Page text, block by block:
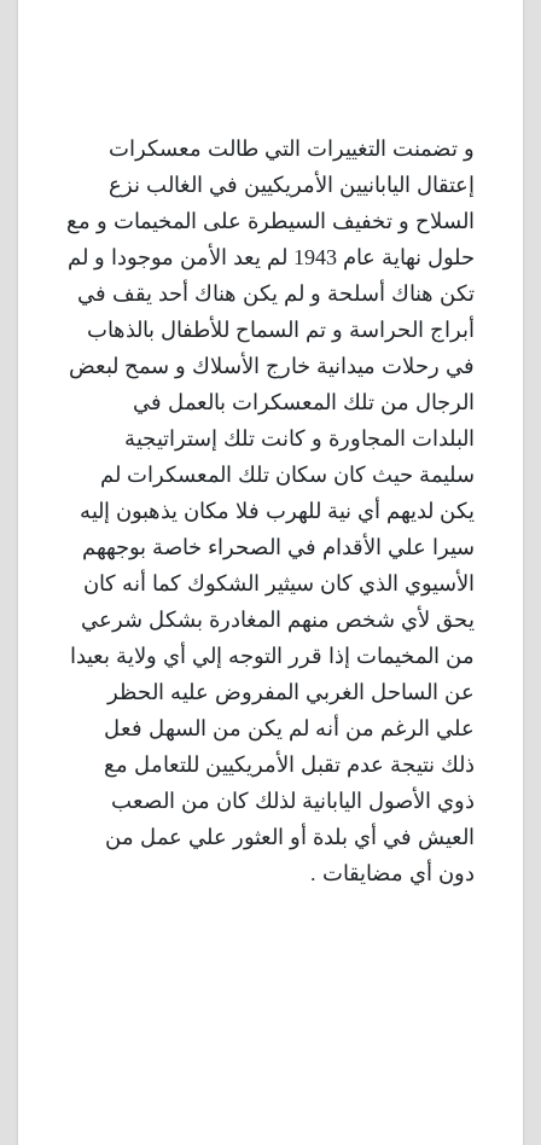
و تضمنت التغييرات التي طالت معسكرات
إعتقال اليابانيين الأمريكيين في الغالب نزع
السلاح و تخفيف السيطرة على المخيمات و مع
حلول نهاية عام 1943 لم يعد الأمن موجودا و لم
تكن هناك أسلحة و لم يكن هناك أحد يقف في
أبراج الحراسة و تم السماح للأطفال بالذهاب
في رحلات ميدانية خارج الأسلاك و سمح لبعض
الرجال من تلك المعسكرات بالعمل في
البلدات المجاورة و كانت تلك إستراتيجية
سليمة حيث كان سكان تلك المعسكرات لم
يكن لديهم أي نية للهرب فلا مكان يذهبون إليه
سيرا علي الأقدام في الصحراء خاصة بوجههم
الأسيوي الذي كان سيثير الشكوك كما أنه كان
يحق لأي شخص منهم المغادرة بشكل شرعي
من المخيمات إذا قرر التوجه إلي أي ولاية بعيدا
عن الساحل الغربي المفروض عليه الحظر
علي الرغم من أنه لم يكن من السهل فعل
ذلك نتيجة عدم تقبل الأمريكيين للتعامل مع
ذوي الأصول اليابانية لذلك كان من الصعب
العيش في أي بلدة أو العثور علي عمل من
دون أي مضايقات .